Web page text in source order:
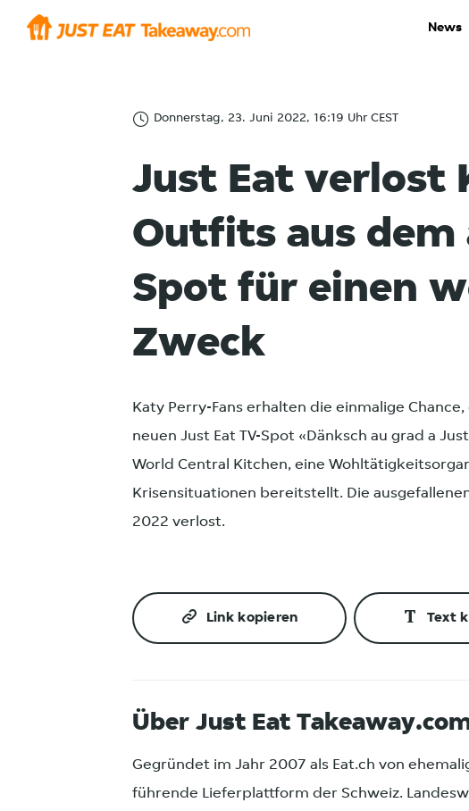
News
Donnerstag, 23. Juni 2022, 16:19 Uhr CEST
Just Eat verlost
Outfits aus dem
Spot für einen
Zweck
Katy Perry-Fans erhalten die einmalige
neuen Just Eat TV-Spot «Dänksch au grad a
World Central Kitchen, eine
Krisensituationen bereitstellt. Die
2022 verlost.
Link kopieren Text
Über Just Eat
Gegründet im Jahr 2007 als Eat.ch von
führende Lieferplattform der Schweiz.